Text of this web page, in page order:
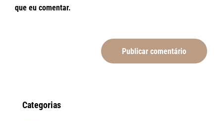
que eu comentar.
Categorias